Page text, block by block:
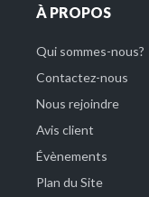
À PROPOS
Qui sommes-nous?
Contactez-nous
Nous rejoindre
Avis client
Évènements
Plan du Site